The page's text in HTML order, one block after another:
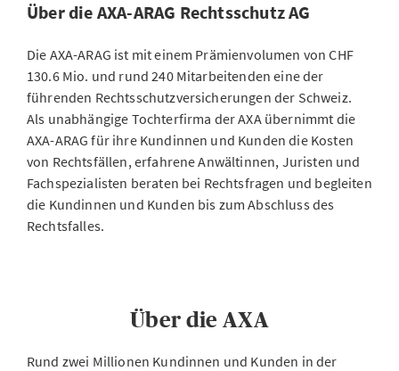
Über die AXA-ARAG Rechtsschutz AG
Die AXA-ARAG ist mit einem Prämienvolumen von CHF
130.6 Mio. und rund 240 Mitarbeitenden eine der
führenden Rechtsschutzversicherungen der Schweiz.
Als unabhängige Tochterfirma der AXA übernimmt die
AXA-ARAG für ihre Kundinnen und Kunden die Kosten
von Rechtsfällen, erfahrene Anwältinnen, Juristen und
Fachspezialisten beraten bei Rechtsfragen und begleiten
die Kundinnen und Kunden bis zum Abschluss des
Rechtsfalles.
Über die AXA
Rund zwei Millionen Kundinnen und Kunden in der